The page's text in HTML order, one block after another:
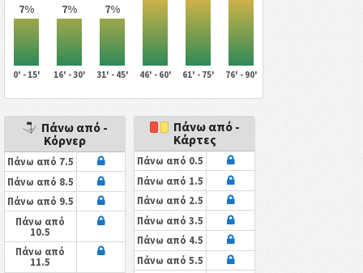
7% 7% 7%
0' - 15' 16' - 30' 31' - 45' 46' - 60' 61' - 75' 76' - 90'
Πάνω από -
Κόρνερ
Πάνω από 7.5
Πάνω από 8.5
Πάνω από 9.5
Πάνω από
10.5
Πάνω από
11.5
Πάνω από -
Κάρτες
Πάνω από 0.5
Πάνω από 1.5
Πάνω από 2.5
Πάνω από 3.5
Πάνω από 4.5
Πάνω από 5.5